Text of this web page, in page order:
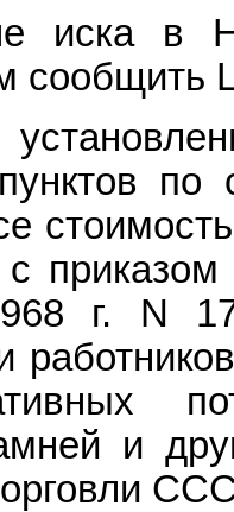
иска в
сообщить
по
с
г. N
и